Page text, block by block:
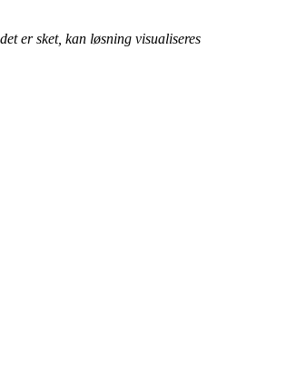
er sket, kan løsning visualiseres